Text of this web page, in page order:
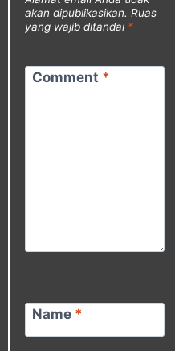
akan dipublikasikan. Ruas
yang wajib ditandai *
Comment *
Name *